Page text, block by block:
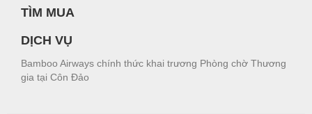
TÌM MUA
DỊCH VỤ
Bamboo Airways chính thức khai trương Phòng chờ Thương
gia tại Côn Đảo